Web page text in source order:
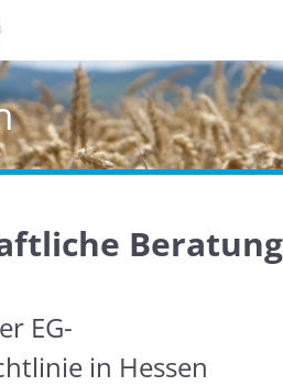
Beratung
EG-
in Hessen